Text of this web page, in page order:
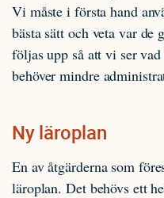
Vi måste i första hand
bästa sätt och veta var de
följas upp så att vi ser
behöver mindre
Ny läroplan
En av åtgärderna som
läroplan. Det behövs ett